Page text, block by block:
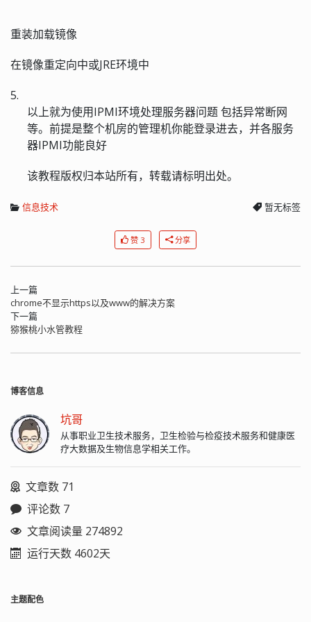
重装加载镜像
在镜像重定向中或JRE环境中
5.
以上就为使用IPMI环境处理服务器问题 包括异常断网
等。前提是整个机房的管理机你能登录进去，并各服务
器IPMI功能良好
该教程版权归本站所有，转载请标明出处。
信息技术 暂无标签
赞 3 分享
上一篇
chrome不显示https以及www的解决方案
下一篇
猕猴桃小水管教程
博客信息
坑哥
从事职业卫生技术服务，卫生检验与检疫技术服务和健康医
疗大数据及生物信息学相关工作。
文章数 71
评论数 7
文章阅读量 274892
运行天数 4602天
主题配色